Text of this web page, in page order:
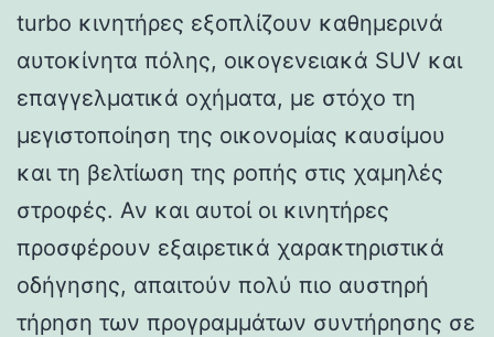
turbo κινητήρες εξοπλίζουν καθημερινά
αυτοκίνητα πόλης, οικογενειακά SUV και
επαγγελματικά οχήματα, με στόχο τη
μεγιστοποίηση της οικονομίας καυσίμου
και τη βελτίωση της ροπής στις χαμηλές
στροφές. Αν και αυτοί οι κινητήρες
προσφέρουν εξαιρετικά χαρακτηριστικά
οδήγησης, απαιτούν πολύ πιο αυστηρή
τήρηση των προγραμμάτων συντήρησης σε